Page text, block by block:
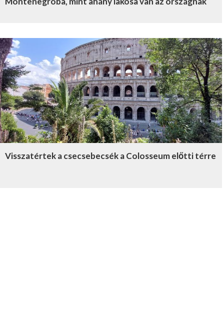
Visszatértek a csecsebecsék a Colosseum előtti térre